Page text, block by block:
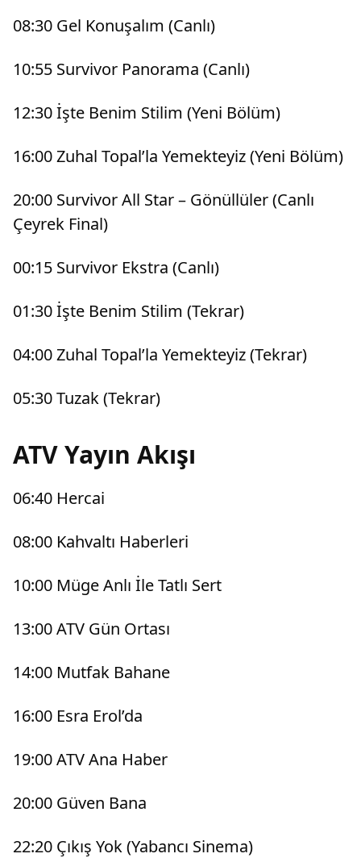
08:30 Gel Konuşalım (Canlı)
10:55 Survivor Panorama (Canlı)
12:30 İşte Benim Stilim (Yeni Bölüm)
16:00 Zuhal Topal’la Yemekteyiz (Yeni Bölüm)
20:00 Survivor All Star – Gönüllüler (Canlı
Çeyrek Final)
00:15 Survivor Ekstra (Canlı)
01:30 İşte Benim Stilim (Tekrar)
04:00 Zuhal Topal’la Yemekteyiz (Tekrar)
05:30 Tuzak (Tekrar)
ATV Yayın Akışı
06:40 Hercai
08:00 Kahvaltı Haberleri
10:00 Müge Anlı İle Tatlı Sert
13:00 ATV Gün Ortası
14:00 Mutfak Bahane
16:00 Esra Erol’da
19:00 ATV Ana Haber
20:00 Güven Bana
22:20 Çıkış Yok (Yabancı Sinema)